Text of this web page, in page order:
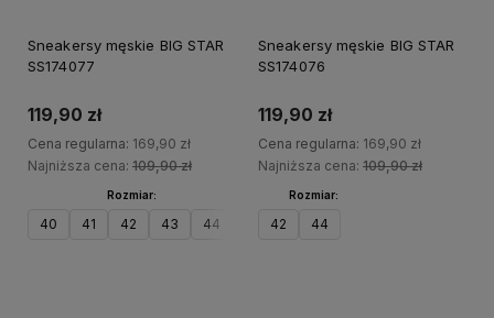
Sneakersy męskie BIG STAR
SS174077
119,90 zł
Cena regularna: 169,90 zł
Najniższa cena: 109,90 zł
Rozmiar:
40 41 42 43 44
Sneakersy męskie BIG STAR
SS174076
119,90 zł
Cena regularna: 169,90 zł
Najniższa cena: 109,90 zł
Rozmiar:
42 44